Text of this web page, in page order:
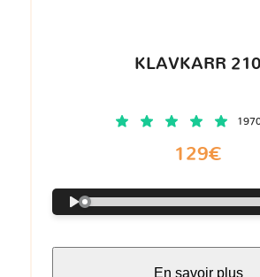
KLAVKARR 210
129€
En savoir plus